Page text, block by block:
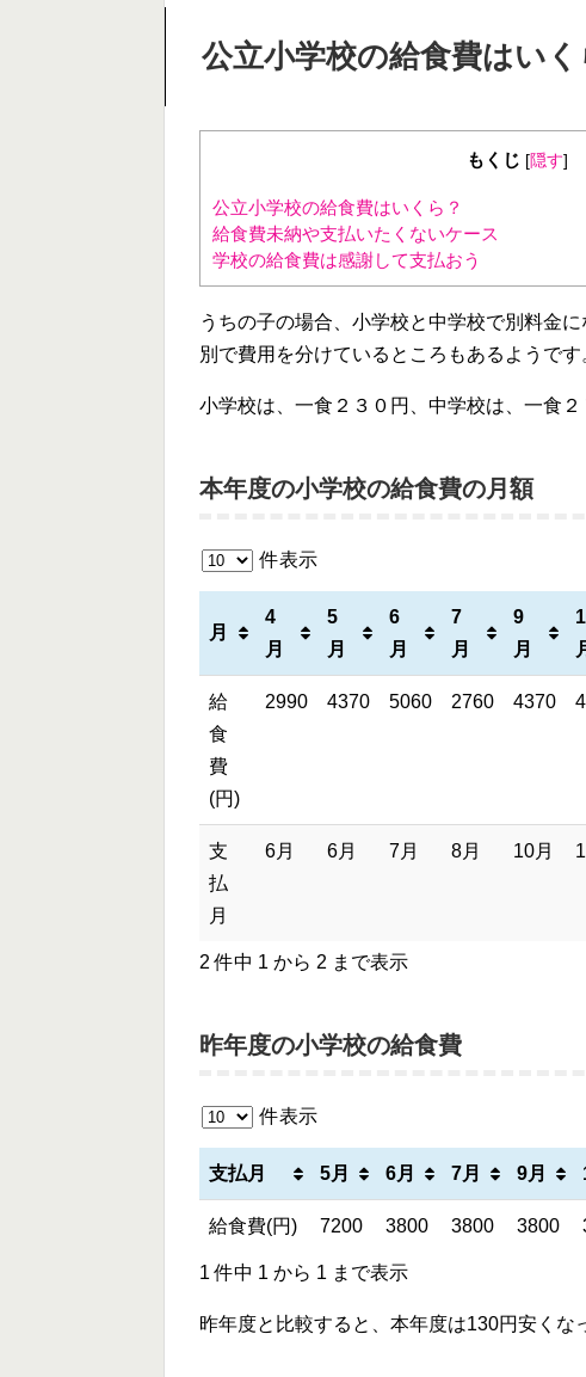
公立小学校の給食費はいく
もくじ [隠す]
公立小学校の給食費はいくら？
給食費未納や支払いたくないケース
学校の給食費は感謝して支払おう
うちの子の場合、小学校と中学校で別料金
別で費用を分けているところもあるようです
小学校は、一食２３０円、中学校は、一食２
本年度の小学校の給食費の月額
件表示
月
4
月
5
月
6
月
7
月
9
月
給
食
費
(円)
2990 4370 5060 2760 4370
支
払
月
6月 6月 7月 8月 10月
2 件中 1 から 2 まで表示
昨年度の小学校の給食費
件表示
支払月 5月 6月 7月 9月
給食費(円) 7200 3800 3800 3800
1 件中 1 から 1 まで表示
昨年度と比較すると、本年度は130円安くな